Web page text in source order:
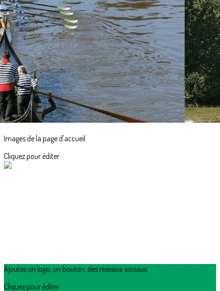
Exporter les lignes sélectionnées
Exporter toutes les colonnes
Exporter uniquement les colonnes affichées
Menu
<
>
Accueil
Actualités
L'aviron en images
?>
Images de la page d'accueil
Cliquez pour éditer
Ajoutez un logo, un bouton, des réseaux sociaux
Cliquez pour éditer